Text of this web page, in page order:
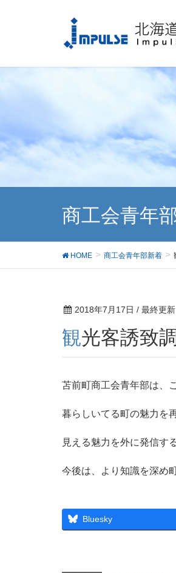
商工会青年
HOME 商工会青年部新着
2018年7月17日 / 最終更
観光客誘
苫前町商工会青年部は、
暮らしいてる町の魅力を
見える魅力を外に発信す
今後は、より知識を深め
Bluesky